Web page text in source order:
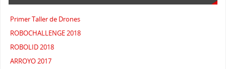
Primer Taller de Drones
ROBOCHALLENGE 2018
ROBOLID 2018
ARROYO 2017